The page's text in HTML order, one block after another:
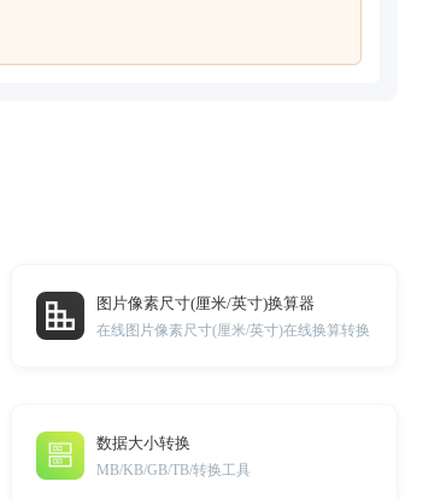
图片像素尺寸(厘米/英寸)换算器
在线图片像素尺寸(厘米/英寸)在线换算转换
数据大小转换
MB/KB/GB/TB/转换工具